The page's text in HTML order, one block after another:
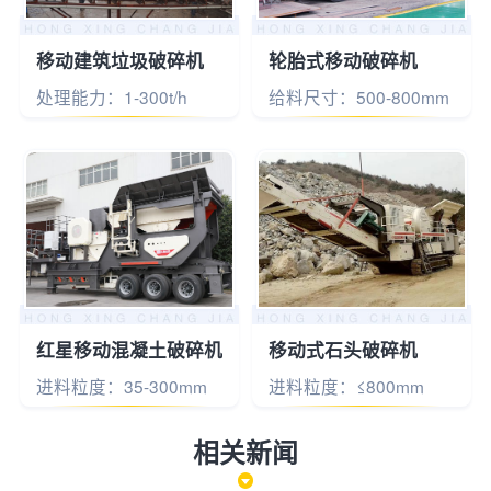
移动建筑垃圾破碎机
处理能力：1-300t/h
轮胎式移动破碎机
给料尺寸：500-800mm
红星移动混凝土破碎机
进料粒度：35-300mm
移动式石头破碎机
进料粒度：≤800mm
相关新闻